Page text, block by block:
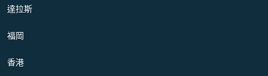
達拉斯
福岡
香港